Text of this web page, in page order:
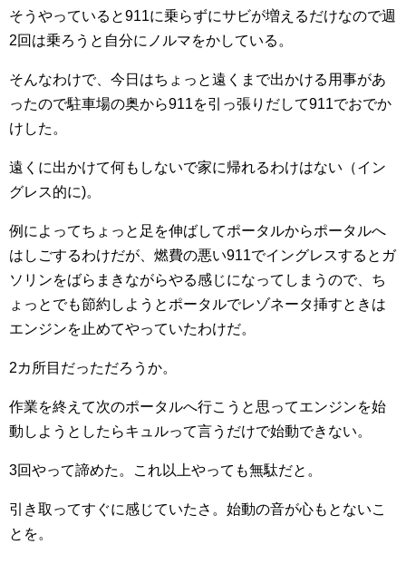
そうやっていると911に乗らずにサビが増えるだけなので週
2回は乗ろうと自分にノルマをかしている。
そんなわけで、今日はちょっと遠くまで出かける用事があ
ったので駐車場の奥から911を引っ張りだして911でおでか
けした。
遠くに出かけて何もしないで家に帰れるわけはない（イン
グレス的に)。
例によってちょっと足を伸ばしてポータルからポータルへ
はしごするわけだが、燃費の悪い911でイングレスするとガ
ソリンをばらまきながらやる感じになってしまうので、ち
ょっとでも節約しようとポータルでレゾネータ挿すときは
エンジンを止めてやっていたわけだ。
2カ所目だっただろうか。
作業を終えて次のポータルへ行こうと思ってエンジンを始
動しようとしたらキュルって言うだけで始動できない。
3回やって諦めた。これ以上やっても無駄だと。
引き取ってすぐに感じていたさ。始動の音が心もとないこ
とを。